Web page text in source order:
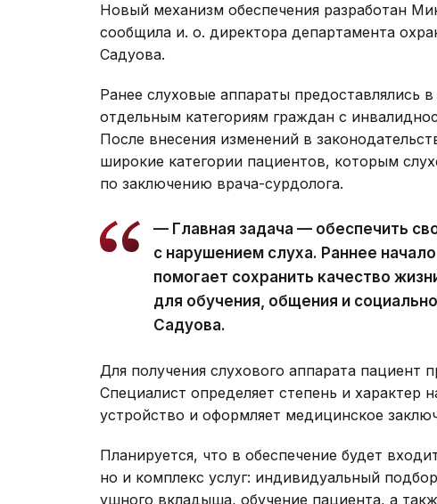
Новый механизм обеспечения разработан
сообщила и. о. директора департамента
Садуова.
Ранее слуховые аппараты предоставлялись
отдельным категориям граждан с
После внесения изменений в
широкие категории пациентов, которым
по заключению врача-сурдолога.
— Главная задача — обеспечить
с нарушением слуха. Раннее
помогает сохранить качество
для обучения, общения и
Садуова.
Для получения слухового аппарата пациент
Специалист определяет степень и характер
устройство и оформляет медицинское
Планируется, что в обеспечение будет
но и комплекс услуг: индивидуальный
ушного вкладыша, обучение пациента, а